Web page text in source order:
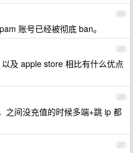
24
账号已经被彻底 ban。
25
及 apple store 相比有什么优点
26
之间没充值的时候多端+跳 ip 都
27